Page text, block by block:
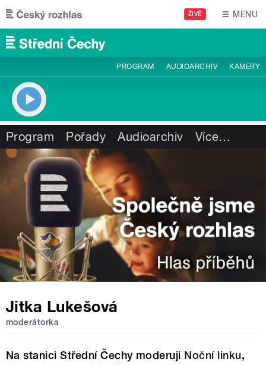
Přejít k hlavnímu obsahu
ŽIVĚ MENU
PROGRAM AUDIOARCHIV KAMERY
Program Pořady Audioarchiv Více…
Jitka Lukešová
moderátorka
Na stanici Střední Čechy moderuji Noční linku,